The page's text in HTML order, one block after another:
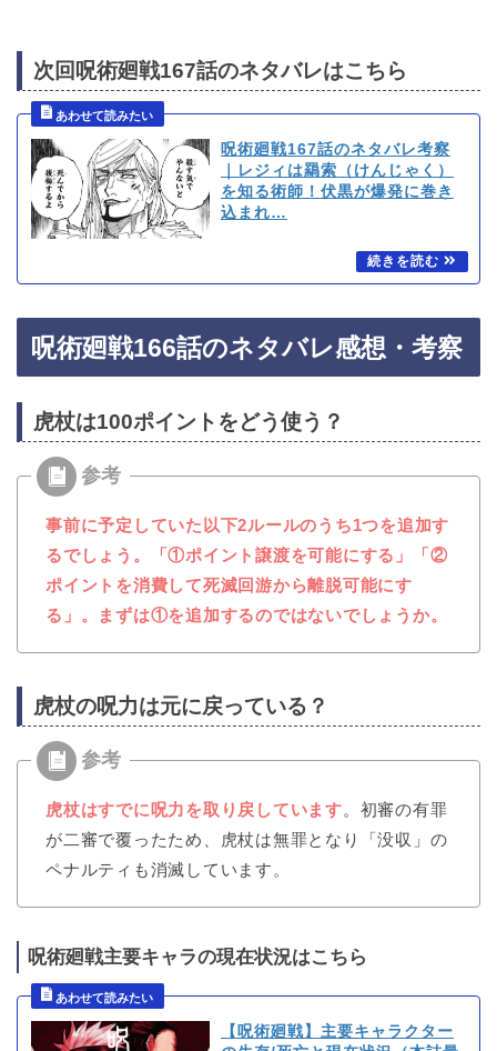
次回呪術廻戦167話のネタバレはこちら
呪術廻戦167話のネタバレ考察
｜レジィは羂索（けんじゃく）
を知る術師！伏黒が爆発に巻き
込まれ…
呪術廻戦166話のネタバレ感想・考察
虎杖は100ポイントをどう使う？
事前に予定していた以下2ルールのうち1つを追加す
るでしょう。「①ポイント譲渡を可能にする」「②
ポイントを消費して死滅回游から離脱可能にす
る」。まずは①を追加するのではないでしょうか。
虎杖の呪力は元に戻っている？
虎杖はすでに呪力を取り戻しています。初審の有罪
が二審で覆ったため、虎杖は無罪となり「没収」の
ペナルティも消滅しています。
呪術廻戦主要キャラの現在状況はこちら
【呪術廻戦】主要キャラクター